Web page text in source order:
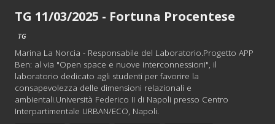
TG 11/03/2025 - Fortuna Procentese
TG
Marina La Norcia - Responsabile del Laboratorio.Progetto APP
Ben: al via "Open space e nuove interconnessioni", il
laboratorio dedicato agli studenti per favorire la
consapevolezza delle dimensioni relazionali e
ambientali.Università Federico II di Napoli presso Centro
Interpartimentale URBAN/ECO, Napoli.